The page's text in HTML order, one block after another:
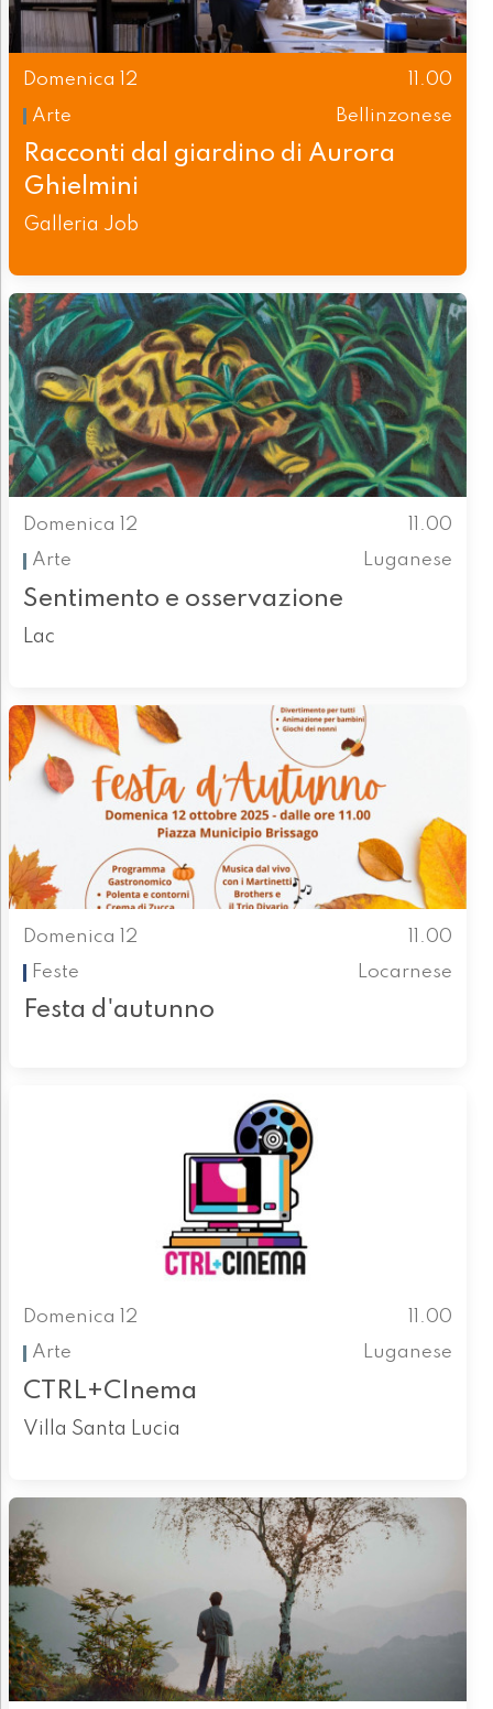
Domenica 12
11.00
Arte
Bellinzonese
Racconti dal giardino di Aurora
Ghielmini
Galleria Job
Domenica 12
11.00
Arte
Luganese
Sentimento e osservazione
Lac
Domenica 12
11.00
Feste
Locarnese
Festa d'autunno
Domenica 12
11.00
Arte
Luganese
CTRL+CInema
Villa Santa Lucia